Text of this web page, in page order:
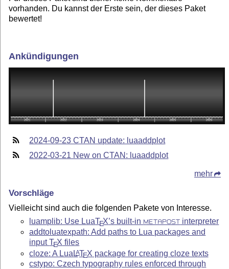
vorhanden. Du kannst der Erste sein, der dieses Paket
bewertet!
Ankündigungen
2024-09-23 CTAN update: luaaddplot
2022-03-21 New on CTAN: luaaddplot
mehr
Vorschläge
Vielleicht sind auch die folgenden Pakete von Interesse.
luamplib: Use LuaTEX’s built-in METAPOST
interpreter
addtoluatexpath: Add paths to Lua packages and
inputTEX files
cloze: A Lua LATEX package for creating cloze texts
cstypo: Czech typography rules enforced through